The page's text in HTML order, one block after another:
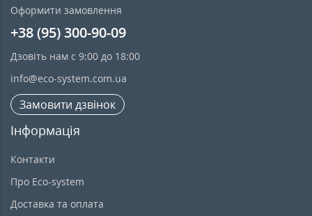
Оформити замовлення
+38 (95) 300-90-09
Дзовіть нам с 9:00 до 18:00
info@eco-system.com.ua
Замовити дзвінок
Інформація
Контакти
Про Eco-system
Доставка та оплата